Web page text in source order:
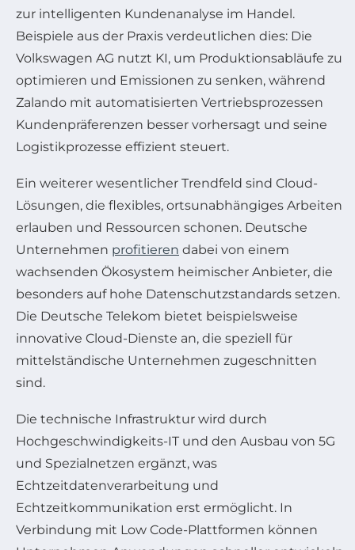
zur intelligenten Kundenanalyse im Handel.
Beispiele aus der Praxis verdeutlichen dies: Die
Volkswagen AG nutzt KI, um Produktionsabläufe zu
optimieren und Emissionen zu senken, während
Zalando mit automatisierten Vertriebsprozessen
Kundenpräferenzen besser vorhersagt und seine
Logistikprozesse effizient steuert.
Ein weiterer wesentlicher Trendfeld sind Cloud-
Lösungen, die flexibles, ortsunabhängiges Arbeiten
erlauben und Ressourcen schonen. Deutsche
Unternehmen profitieren dabei von einem
wachsenden Ökosystem heimischer Anbieter, die
besonders auf hohe Datenschutzstandards setzen.
Die Deutsche Telekom bietet beispielsweise
innovative Cloud-Dienste an, die speziell für
mittelständische Unternehmen zugeschnitten
sind.
Die technische Infrastruktur wird durch
Hochgeschwindigkeits-IT und den Ausbau von 5G
und Spezialnetzen ergänzt, was
Echtzeitdatenverarbeitung und
Echtzeitkommunikation erst ermöglicht. In
Verbindung mit Low Code-Plattformen können